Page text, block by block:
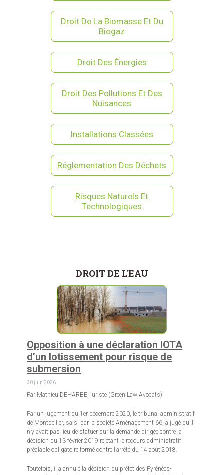
Droit De La Biomasse Et Du
Biogaz
Droit Des Énergies
Droit Des Pollutions Et Des
Nuisances
Installations Classées
Réglementation Des Déchets
Risques Naturels Et
Technologiques
DROIT DE L'EAU
Opposition à une déclaration IOTA
d’un lotissement pour risque de
submersion
30 juin 2026
Par Mathieu DEHARBE, juriste (Green Law Avocats)
Par un jugement du 1er décembre 2020, le tribunal administratif
de Montpellier, saisi par la société Aménagement 66, a jugé qu’il
n’y avait pas lieu de statuer sur la demande dirigée contre la
décision du 13 février 2019 rejetant le recours administratif
préalable obligatoire formé contre l’arrêté du 14 août 2018.
Toutefois, il a annulé la décision du préfet des Pyrénées-